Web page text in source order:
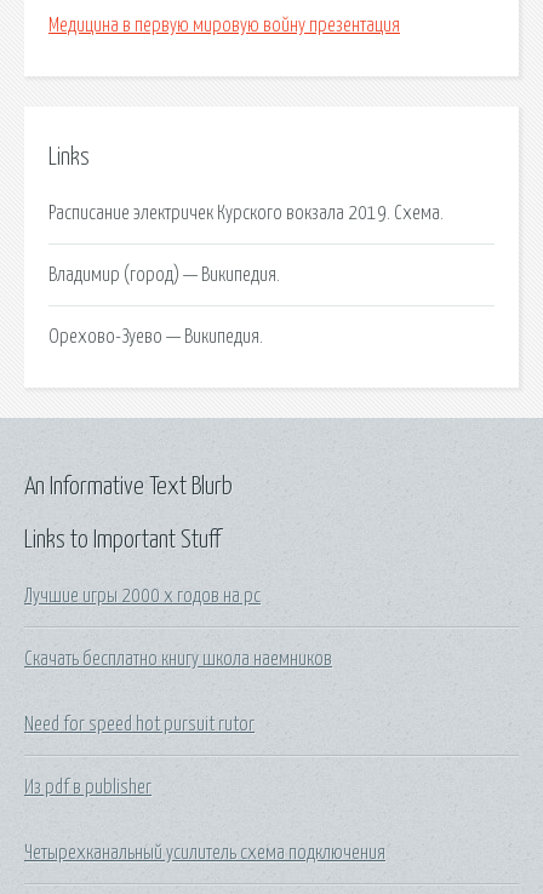
Медицина в первую мировую войну презентация
Links
Расписание электричек Курского вокзала 2019. Схема.
Владимир (город) — Википедия.
Орехово-Зуево — Википедия.
Links to Important Stuff
Лучшие игры 2000 х годов на pc
Скачать бесплатно книгу школа наемников
Need for speed hot pursuit rutor
Из pdf в publisher
Четырехканальный усилитель схема подключения
An Informative Text Blurb